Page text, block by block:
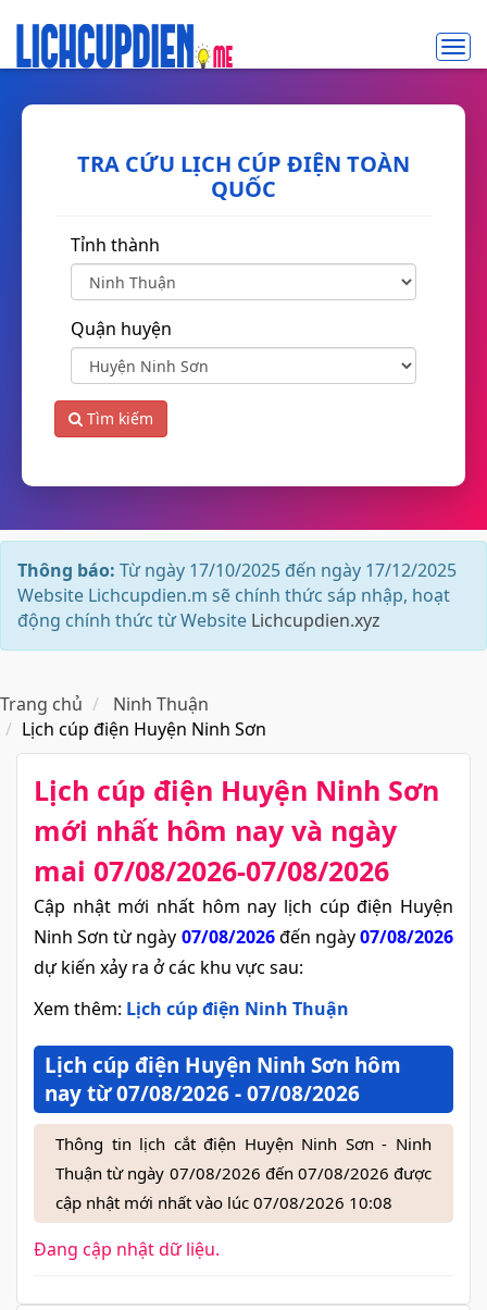
TRA CỨU LỊCH CÚP ĐIỆN TOÀN
QUỐC
Tỉnh thành
Quận huyện
Tìm kiếm
Thông báo: Từ ngày 17/10/2025 đến ngày 17/12/2025
Website Lichcupdien.m sẽ chính thức sáp nhập, hoạt
động chính thức từ Website Lichcupdien.xyz
Trang chủ
Ninh Thuận
Lịch cúp điện Huyện Ninh Sơn
Lịch cúp điện Huyện Ninh Sơn​
mới nhất hôm nay và ngày
mai 07/08/2026-07/08/2026
Cập nhật mới nhất hôm nay lịch cúp điện Huyện
Ninh Sơn từ ngày 07/08/2026đến ngày07/08/2026
dự kiến xảy ra ở các khu vực sau:
Xem thêm: Lịch cúp điện Ninh Thuận
Lịch cúp điện Huyện Ninh Sơn hôm
nay từ 07/08/2026 - 07/08/2026
Thông tin lịch cắt điện Huyện Ninh Sơn - Ninh
Thuận từ ngày 07/08/2026 đến 07/08/2026 được
cập nhật mới nhất vào lúc 07/08/2026 10:08
Đang cập nhật dữ liệu.